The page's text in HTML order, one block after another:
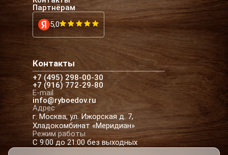
Партнёрам
5,0
Контакты
+7 (495) 298-00-30
+7 (916) 772-29-80
E-mail
info@ryboedov.ru
Адрес
г. Москва, ул. Ижорская д. 7,
Хладокомбинат «Меридиан»
Режим работы
С 9:00 до 21:00 без выходных